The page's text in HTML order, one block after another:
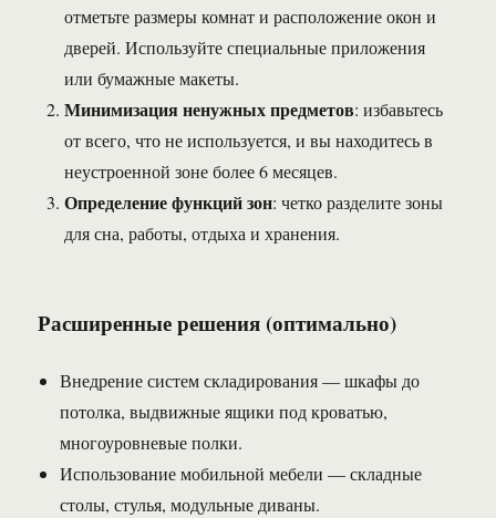
отметьте размеры комнат и расположение окон и
дверей. Используйте специальные приложения
или бумажные макеты.
Минимизация ненужных предметов: избавьтесь
от всего, что не используется, и вы находитесь в
неустроенной зоне более 6 месяцев.
Определение функций зон: четко разделите зоны
для сна, работы, отдыха и хранения.
Расширенные решения (оптимально)
Внедрение систем складирования — шкафы до
потолка, выдвижные ящики под кроватью,
многоуровневые полки.
Использование мобильной мебели — складные
столы, стулья, модульные диваны.